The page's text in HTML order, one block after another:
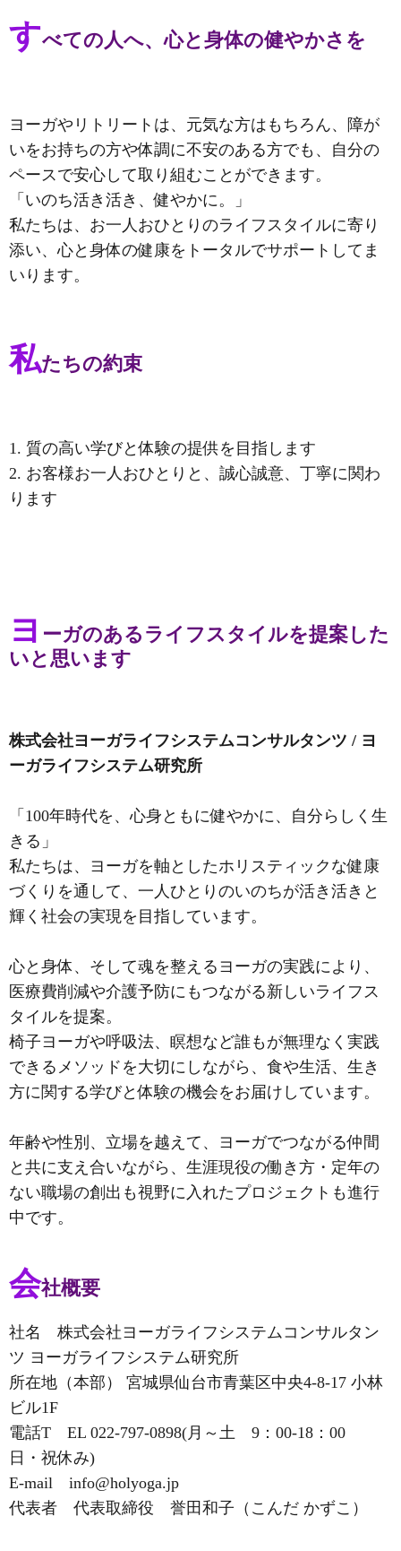
すべての人へ、心と身体の健やかさを
ヨーガやリトリートは、元気な方はもちろん、障が
いをお持ちの方や体調に不安のある方でも、自分の
ペースで安心して取り組むことができます。
「いのち活き活き、健やかに。」
私たちは、お一人おひとりのライフスタイルに寄り
添い、心と身体の健康をトータルでサポートしてま
いります。
私たちの約束
1. 質の高い学びと体験の提供を目指します
2. お客様お一人おひとりと、誠心誠意、丁寧に関わ
ります
ヨ ーガのあるライフスタイルを提案した
いと思います
株式会社ヨーガライフシステムコンサルタンツ / ヨ
ーガライフシステム研究所
「100年時代を、心身ともに健やかに、自分らしく生
きる」
私たちは、ヨーガを軸としたホリスティックな健康
づくりを通して、一人ひとりのいのちが活き活きと
輝く社会の実現を目指しています。
心と身体、そして魂を整えるヨーガの実践により、
医療費削減や介護予防にもつながる新しいライフス
タイルを提案。
椅子ヨーガや呼吸法、瞑想など誰もが無理なく実践
できるメソッドを大切にしながら、食や生活、生き
方に関する学びと体験の機会をお届けしています。
年齢や性別、立場を越えて、ヨーガでつながる仲間
と共に支え合いながら、生涯現役の働き方・定年の
ない職場の創出も視野に入れたプロジェクトも進行
中です。
会社概要
社名 株式会社ヨーガライフシステムコンサルタン
ツ ヨーガライフシステム研究所
所在地（本部） 宮城県仙台市青葉区中央4-8-17 小林
ビル1F
電話T EL 022-797-0898(月～土 9：00-18：00
日・祝休み)
E-mail info@holyoga.jp
代表者 代表取締役 誉田和子（こんだ かずこ）